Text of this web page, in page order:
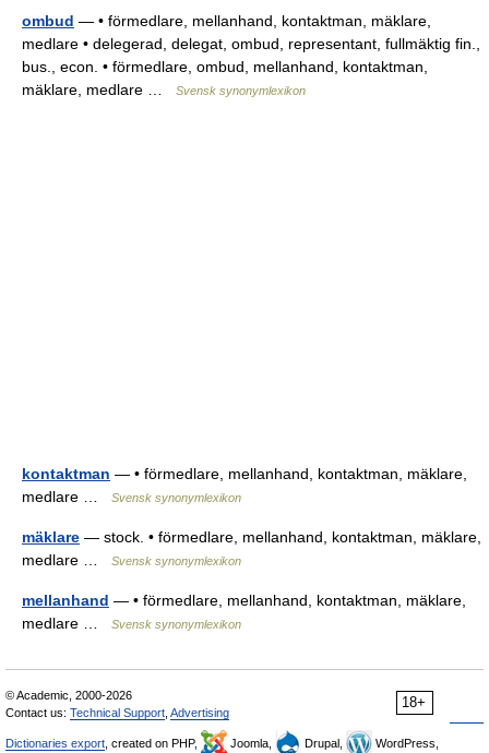
ombud — • förmedlare, mellanhand, kontaktman, mäklare,
medlare • delegerad, delegat, ombud, representant, fullmäktig fin.,
bus., econ. • förmedlare, ombud, mellanhand, kontaktman,
mäklare, medlare …
Svensk synonymlexikon
kontaktman — • förmedlare, mellanhand, kontaktman, mäklare,
medlare …
Svensk synonymlexikon
mäklare — stock. • förmedlare, mellanhand, kontaktman, mäklare,
medlare …
Svensk synonymlexikon
mellanhand — • förmedlare, mellanhand, kontaktman, mäklare,
medlare …
Svensk synonymlexikon
18+
© Academic, 2000-2026
Contact us: Technical Support Advertising
Dictionaries export , created on PHP, Joomla, Drupal,
WordPress,